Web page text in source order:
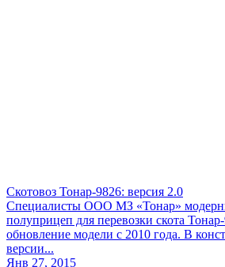
Скотовоз Тонар-9826: версия 2.0
Специалисты ООО МЗ «Тонар»
полуприцеп для перевозки скота
обновление модели с 2010 года. В
версии...
Янв 27, 2015